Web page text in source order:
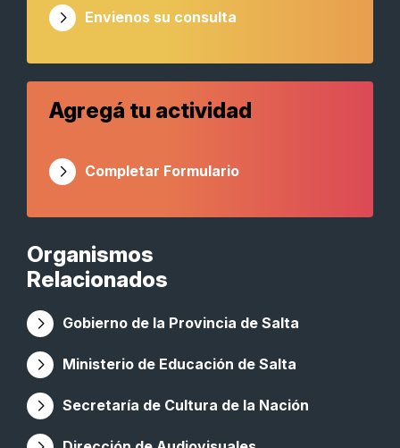
Organismos
Relacionados
Gobierno de la Provincia de Salta
Ministerio de Educación de Salta
Secretaría de Cultura de la Nación
Envienos su consulta
Agregá tu actividad
Completar Formulario